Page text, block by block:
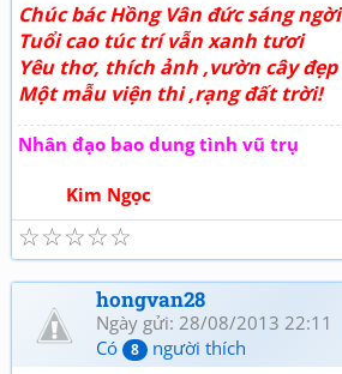
Chúc bác Hồng Vân đức sáng ngời
Tuổi cao túc trí vẫn xanh tươi
Yêu thơ, thích ảnh ,vườn cây đẹp
Một mẫu viện thi ,rạng đất trời!
Nhân đạo bao dung tình vũ trụ
Kim Ngọc
☆
☆
☆
☆
☆
hongvan28
Ngày gửi: 28/08/2013 22:11
Có
8 người thích